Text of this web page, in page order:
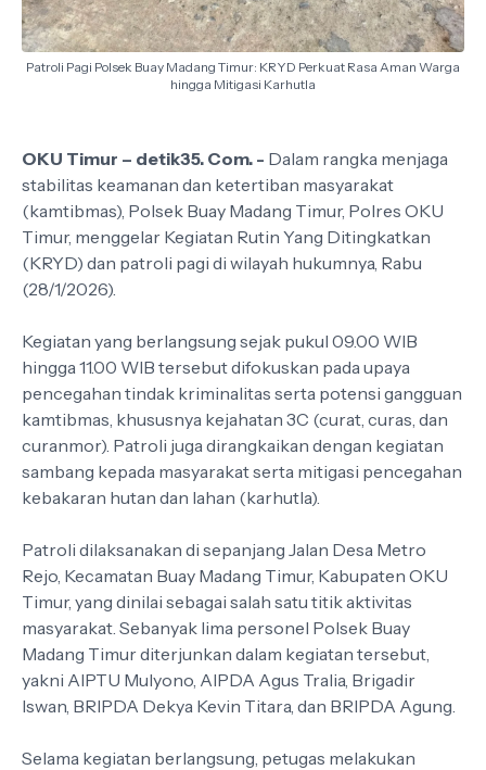
Patroli Pagi Polsek Buay Madang Timur: KRYD Perkuat Rasa Aman Warga
hingga Mitigasi Karhutla
OKU Timur – detik35. Com. - Dalam rangka menjaga
stabilitas keamanan dan ketertiban masyarakat
(kamtibmas), Polsek Buay Madang Timur, Polres OKU
Timur, menggelar Kegiatan Rutin Yang Ditingkatkan
(KRYD) dan patroli pagi di wilayah hukumnya, Rabu
(28/1/2026).
Kegiatan yang berlangsung sejak pukul 09.00 WIB
hingga 11.00 WIB tersebut difokuskan pada upaya
pencegahan tindak kriminalitas serta potensi gangguan
kamtibmas, khususnya kejahatan 3C (curat, curas, dan
curanmor). Patroli juga dirangkaikan dengan kegiatan
sambang kepada masyarakat serta mitigasi pencegahan
kebakaran hutan dan lahan (karhutla).
Patroli dilaksanakan di sepanjang Jalan Desa Metro
Rejo, Kecamatan Buay Madang Timur, Kabupaten OKU
Timur, yang dinilai sebagai salah satu titik aktivitas
masyarakat. Sebanyak lima personel Polsek Buay
Madang Timur diterjunkan dalam kegiatan tersebut,
yakni AIPTU Mulyono, AIPDA Agus Tralia, Brigadir
Iswan, BRIPDA Dekya Kevin Titara, dan BRIPDA Agung.
Selama kegiatan berlangsung, petugas melakukan